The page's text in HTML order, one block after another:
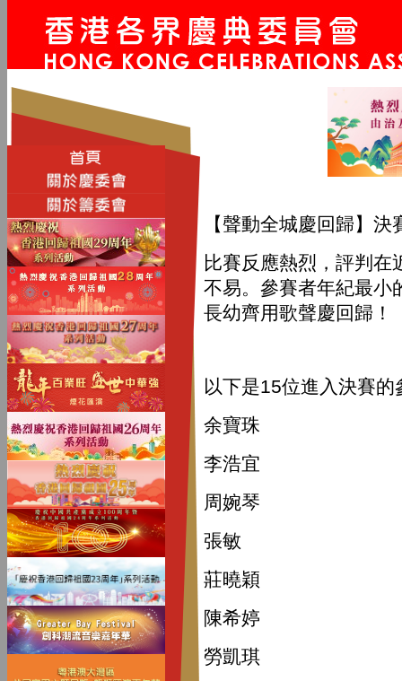
【聲動全城慶回歸】
比賽反應熱烈，評判
不易。參賽者年紀最小
長幼齊用歌聲慶回歸！
以下是15位進入決賽
余寶珠
李浩宜
周婉琴
張敏
莊曉穎
陳希婷
勞凱琪